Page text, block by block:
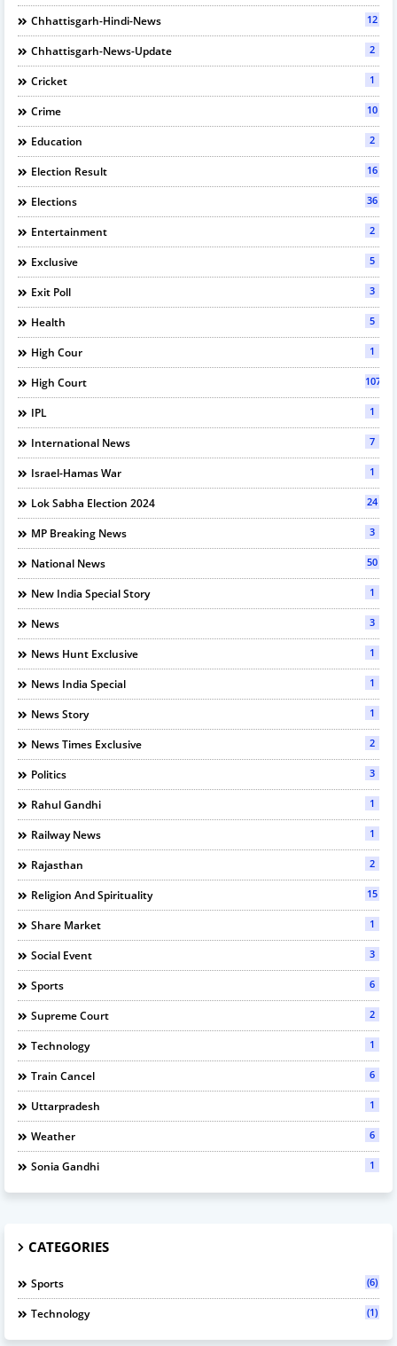
Chhattisgarh-Hindi-News 12
Chhattisgarh-News-Update 2
Cricket 1
Crime 10
Education 2
Election Result 16
Elections 36
Entertainment 2
Exclusive 5
Exit Poll 3
Health 5
High Cour 1
High Court 107
IPL 1
International News 7
Israel-Hamas War 1
Lok Sabha Election 2024 24
MP Breaking News 3
National News 50
New India Special Story 1
News 3
News Hunt Exclusive 1
News India Special 1
News Story 1
News Times Exclusive 2
Politics 3
Rahul Gandhi 1
Railway News 1
Rajasthan 2
Religion And Spirituality 15
Share Market 1
Social Event 3
Sports 6
Supreme Court 2
Technology 1
Train Cancel 6
Uttarpradesh 1
Weather 6
Sonia Gandhi 1
CATEGORIES
Sports (6)
Technology (1)